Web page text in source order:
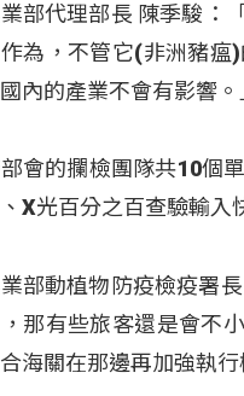
部代理部長 陳季駿：
為，不管它(非洲豬瘟
內的產業不會有影響。
會的攔檢團隊共10個
X光百分之百查驗輸入
部動植物防疫檢疫署
那有些旅客還是會不
海關在那邊再加強執行